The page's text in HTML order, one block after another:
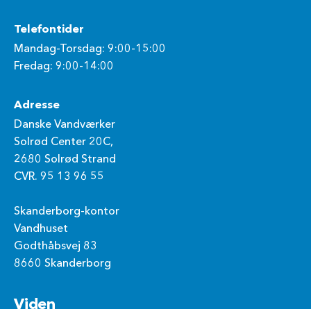
Telefontider
Mandag-Torsdag: 9:00-15:00
Fredag: 9:00-14:00
Adresse
Danske Vandværker
Solrød Center 20C,
2680 Solrød Strand
CVR. 95 13 96 55
Skanderborg-kontor
Vandhuset
Godthåbsvej 83
8660 Skanderborg
Viden